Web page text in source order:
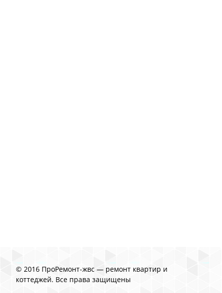
© 2016 ПроРемонт-жвс — ремонт квартир и
коттеджей. Все права защищены